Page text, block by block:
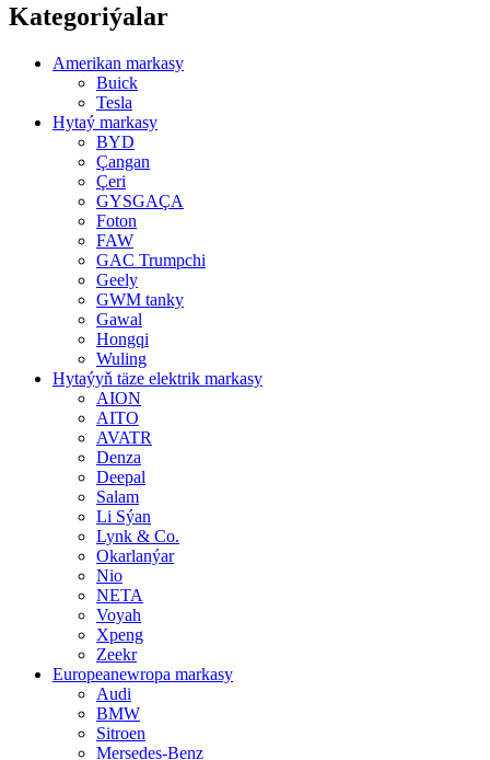
Kategoriýalar
Amerikan markasy
Buick
Tesla
Hytaý markasy
BYD
Çangan
Çeri
GYSGAÇA
Foton
FAW
GAC Trumpchi
Geely
GWM tanky
Gawal
Hongqi
Wuling
Hytaýyň täze elektrik markasy
AION
AITO
AVATR
Denza
Deepal
Salam
Li Sýan
Lynk & Co.
Okarlanýar
Nio
NETA
Voyah
Xpeng
Zeekr
Europeanewropa markasy
Audi
BMW
Sitroen
Mersedes-Benz